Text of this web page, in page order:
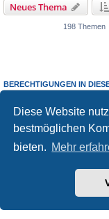
Diese Website
bestmöglichen
bieten. Mehr
Neues Thema
198 Themen
BERECHTIGUNGEN IN
Du darfst
keine Antworten zu
Du darfst deine Beiträge in
Du darfst deine Beiträge in
keine
Powered by